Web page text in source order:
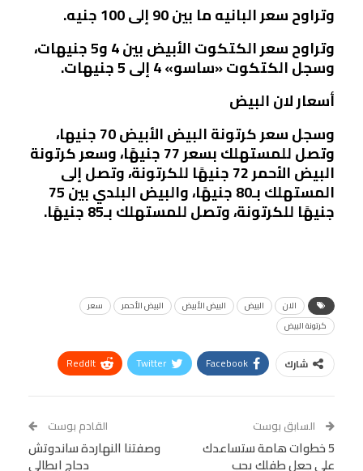
وتراوح سعر البانيه ما بين 90 إلى 100 جنيه.
وتراوح سعر الكتكوت الأبيض بين 4 و5 جنيهات،
وسجل الكتكوت «ساسو» 4 إلى 5 جنيهات.
أسعار لان البيض
وسجل سعر كرتونة البيض الأبيض 70 جنيها،
وتصل للمستهلك بسعر 77 جنيهًا، وسعر كرتونة
البيض الأحمر 72 جنيهًا للكرتونة، وتصل إلى
المستهلك بـ80 جنيهًا، والبيض البلدي بين 75
جنيهًا للكرتونة، وتصل للمستهلك بـ85 جنيهًا.
الان البيض البيض الأبيض البيض الأحمر
سعر
كرتونة البيض
شارك Facebook
Twitter
ReddIt
Tumblr
البريد الإلكتروني
StumbleUpon
VK
السابق بوست
5 خطوات هامة ستساعدك
على جعل طفلك يحب
القادم بوست
وصفتنا النهاردة ساندوتش
دجاج ايطالي